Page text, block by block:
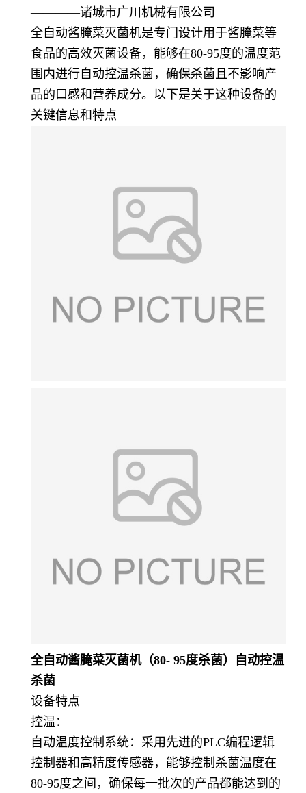
————诸城市广川机械有限公司
全自动酱腌菜灭菌机是专门设计用于酱腌菜等
食品的高效灭菌设备，能够在80-95度的温度范
围内进行自动控温杀菌，确保杀菌且不影响产
品的口感和营养成分。以下是关于这种设备的
关键信息和特点
全自动酱腌菜灭菌机（80- 95度杀菌）自动控温
杀菌
设备特点
控温：
自动温度控制系统：采用先进的PLC编程逻辑
控制器和高精度传感器，能够控制杀菌温度在
80-95度之间，确保每一批次的产品都能达到的